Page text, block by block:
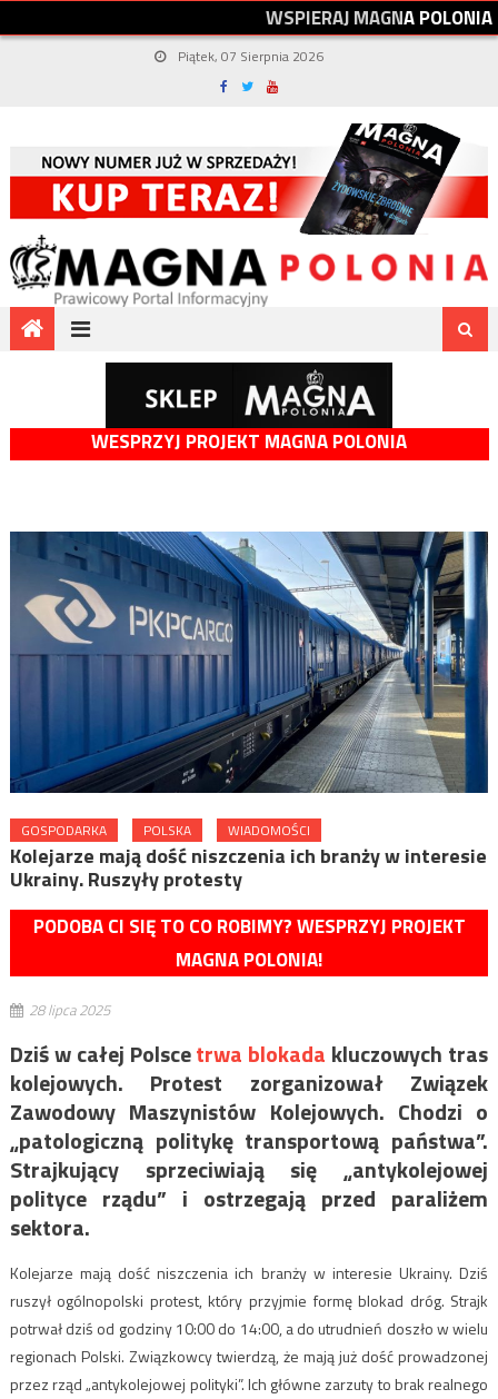
WSPIERAJMAGNAPOLONIA
Piątek, 07 Sierpnia 2026
WESPRZYJ PROJEKT MAGNA POLONIA
GOSPODARKA POLSKA WIADOMOŚCI
Kolejarze mają dość niszczenia ich branży w interesie
Ukrainy. Ruszyły protesty
PODOBA CI SIĘ TO CO ROBIMY? WESPRZYJ PROJEKT
MAGNA POLONIA!
28 lipca 2025
Dziś w całej Polscetrwa blokada kluczowych tras
kolejowych. Protest zorganizował Związek
Zawodowy Maszynistów Kolejowych. Chodzi o
„patologiczną politykę transportową państwa”.
Strajkujący sprzeciwiają się „antykolejowej
polityce rządu” i ostrzegają przed paraliżem
sektora.
Kolejarze mają dość niszczenia ich branży w interesie Ukrainy. Dziś
ruszył ogólnopolski protest, który przyjmie formę blokad dróg. Strajk
potrwał dziś od godziny 10:00 do 14:00, a do utrudnień doszło w wielu
regionach Polski. Związkowcy twierdzą, że mają już dość prowadzonej
przez rząd „antykolejowej polityki”. Ich główne zarzuty to brak realnego